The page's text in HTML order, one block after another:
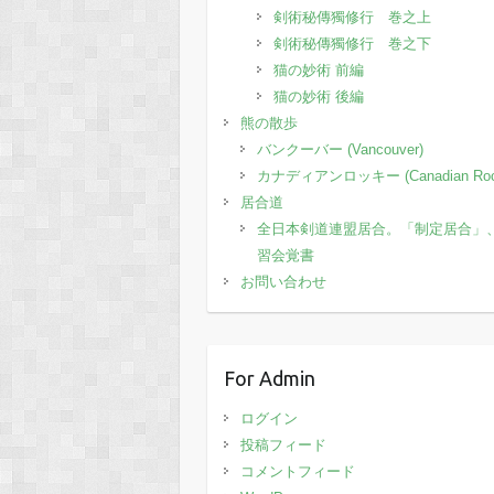
剣術秘傳獨修行 巻之上
剣術秘傳獨修行 巻之下
猫の妙術 前編
猫の妙術 後編
熊の散歩
バンクーバー (Vancouver)
カナディアンロッキー (Canadian
居合道
全日本剣道連盟居合。「制定居合」
習会覚書
お問い合わせ
For Admin
ログイン
投稿フィード
コメントフィード